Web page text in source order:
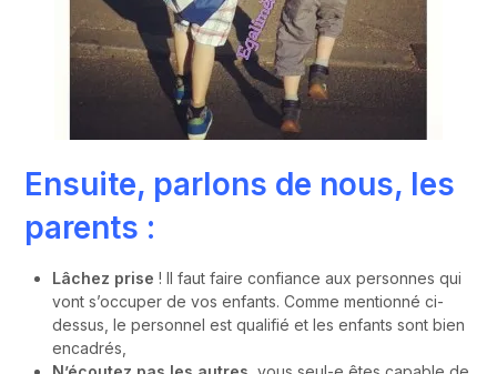
Ensuite, parlons de nous, les
parents :
Lâchez prise ! Il faut faire confiance aux personnes qui
vont s’occuper de vos enfants. Comme mentionné ci-
dessus, le personnel est qualifié et les enfants sont bien
encadrés,